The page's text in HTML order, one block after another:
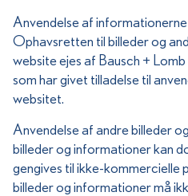
Anvendelse af
Ophavsretten til billeder og
website ejes af Bausch +
som har givet tilladelse til
websitet.
Anvendelse af andre billeder
billeder og informationer kan
gengives til ikke-kommercielle
billeder og informationer må